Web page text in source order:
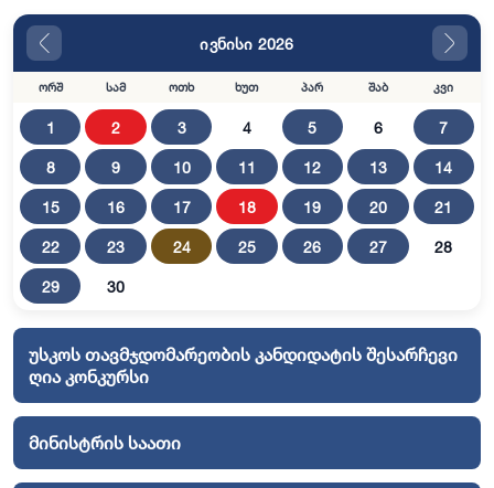
ივნისი 2026
ორშ სამ ოთხ ხუთ პარ შაბ კვი
1 2 3 4 5 6 7
8 9 10 11 12 13 14
15 16 17 18 19 20 21
22 23 24 25 26 27 28
29 30
უსკოს თავმჯდომარეობის კანდიდატის შესარჩევი
ღია კონკურსი
მინისტრის საათი